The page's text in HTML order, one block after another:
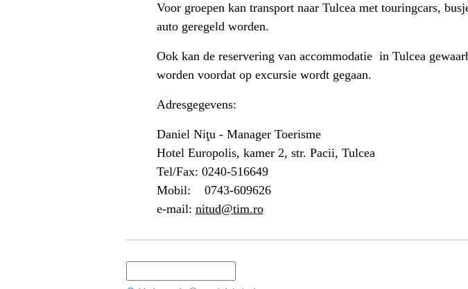
Voor groepen kan transport naar Tulcea met touringcars,
auto geregeld worden.
Ook kan de reservering van accommodatie in Tulcea
worden voordat op excursie wordt gegaan.
Adresgegevens:
Daniel Niţu - Manager Toerisme
Hotel Europolis, kamer 2, str. Pacii, Tulcea
Tel/Fax: 0240-516649
Mobil: 0743-609626
e-mail: nitud@tim.ro